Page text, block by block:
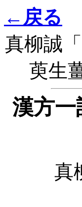
←戻る
真柳誠
萸生
漢方
真